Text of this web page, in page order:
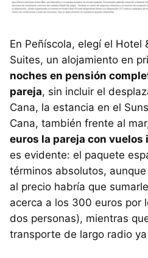
En Peñíscola, elegí el Hotel
Suites, un alojamiento en
noches en pensión
pareja, sin incluir el
Cana, la estancia en el
Cana, también frente al
euros la pareja con vuelos
es evidente: el paquete
términos absolutos,
al precio habría que
acerca a los 300 euros por
dos personas), mientras
transporte de largo radio